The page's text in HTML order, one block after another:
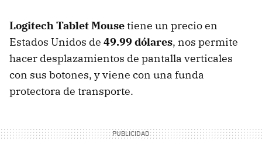
Logitech Tablet Mousetiene un precio en
Estados Unidos de 49.99 dólares, nos permite
hacer desplazamientos de pantalla verticales
con sus botones, y viene con una funda
protectora de transporte.